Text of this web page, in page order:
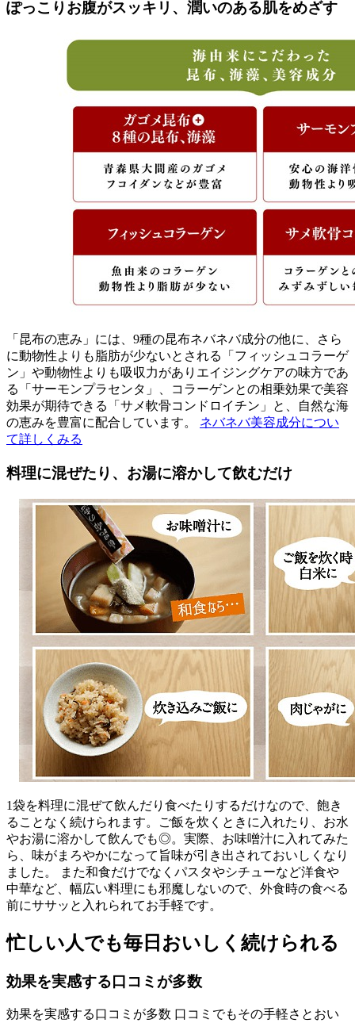
ぽっこりお腹がスッキリ、潤いのある肌をめざす
「昆布の恵み」には、9種の昆布ネバネバ成分の他に、さら
に動物性よりも脂肪が少ないとされる「フィッシュコラーゲ
ン」や動物性よりも吸収力がありエイジングケアの味方であ
る「サーモンプラセンタ」、コラーゲンとの相乗効果で美容
効果が期待できる「サメ軟骨コンドロイチン」と、自然な海
の恵みを豊富に配合しています。 ネバネバ美容成分につい
て詳しくみる
料理に混ぜたり、お湯に溶かして飲むだけ
1袋を料理に混ぜて飲んだり食べたりするだけなので、飽き
ることなく続けられます。ご飯を炊くときに入れたり、お水
やお湯に溶かして飲んでも◎。実際、お味噌汁に入れてみた
ら、味がまろやかになって旨味が引き出されておいしくなり
ました。 また和食だけでなくパスタやシチューなど洋食や
中華など、幅広い料理にも邪魔しないので、外食時の食べる
前にササッと入れられてお手軽です。
忙しい人でも毎日おいしく続けられる
効果を実感する口コミが多数
効果を実感する口コミが多数 口コミでもその手軽さとおい